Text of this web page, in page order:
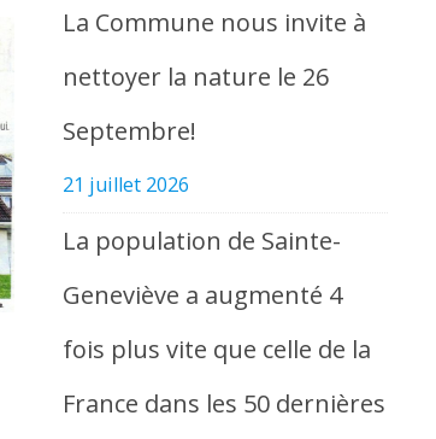
La Commune nous invite à
nettoyer la nature le 26
Septembre!
21 juillet 2026
La population de Sainte-
Geneviève a augmenté 4
fois plus vite que celle de la
France dans les 50 dernières